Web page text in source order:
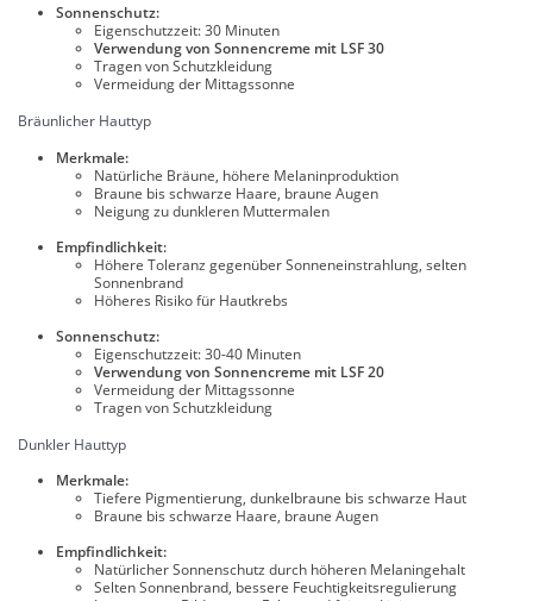
Sonnenschutz:
Eigenschutzzeit: 30 Minuten
Verwendung von Sonnencreme mit LSF 30
Tragen von Schutzkleidung
Vermeidung der Mittagssonne
Bräunlicher Hauttyp
Merkmale:
Natürliche Bräune, höhere Melaninproduktion
Braune bis schwarze Haare, braune Augen
Neigung zu dunkleren Muttermalen
Empfindlichkeit:
Höhere Toleranz gegenüber Sonneneinstrahlung, selten
Sonnenbrand
Höheres Risiko für Hautkrebs
Sonnenschutz:
Eigenschutzzeit: 30-40 Minuten
Verwendung von Sonnencreme mit LSF 20
Vermeidung der Mittagssonne
Tragen von Schutzkleidung
Dunkler Hauttyp
Merkmale:
Tiefere Pigmentierung, dunkelbraune bis schwarze Haut
Braune bis schwarze Haare, braune Augen
Empfindlichkeit:
Natürlicher Sonnenschutz durch höheren Melaningehalt
Selten Sonnenbrand, bessere Feuchtigkeitsregulierung